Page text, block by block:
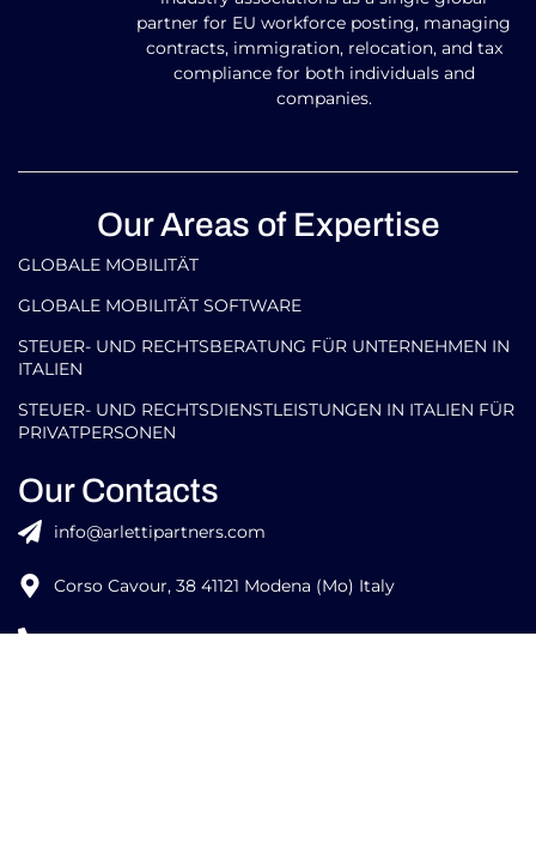
partner for EU workforce posting, managing
contracts, immigration, relocation, and tax
compliance for both individuals and
companies.
Our Areas of Expertise
GLOBALE MOBILITÄT
GLOBALE MOBILITÄT SOFTWARE
STEUER- UND RECHTSBERATUNG FÜR UNTERNEHMEN IN
ITALIEN
STEUER- UND RECHTSDIENSTLEISTUNGEN IN ITALIEN FÜR
PRIVATPERSONEN
Our Contacts
info@arlettipartners.com
Corso Cavour, 38 41121 Modena (Mo) Italy
+39 02 30456361